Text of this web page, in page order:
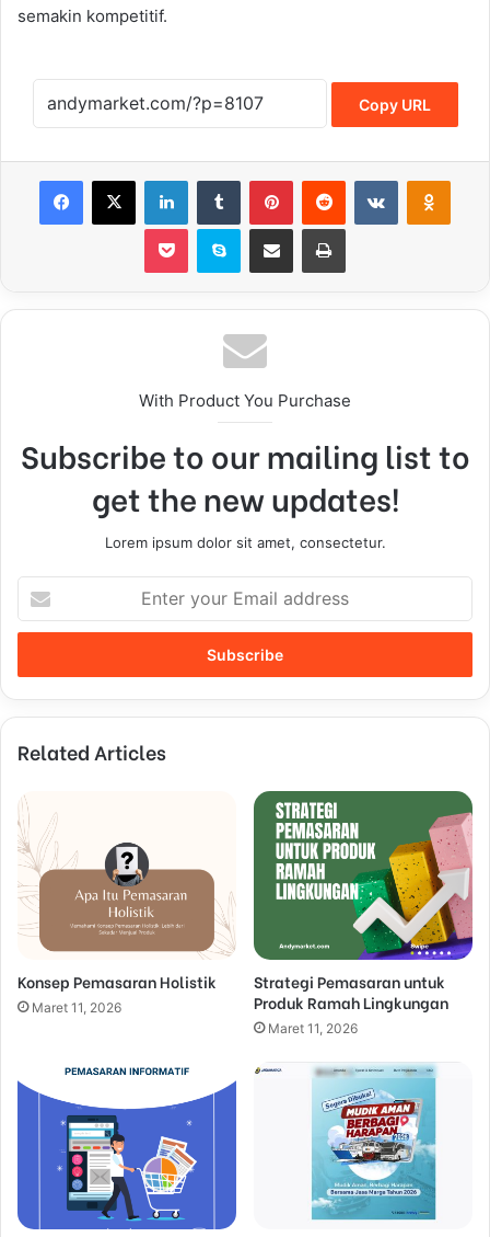
semakin kompetitif.
Copy URL
With Product You Purchase
Subscribe to our mailing list to
get the new updates!
Lorem ipsum dolor sit amet, consectetur.
t
r
y
u
E
m
a
i
l
a
d
r
e
Related Articles
Konsep Pemasaran Holistik
Maret 11, 2026
Strategi Pemasaran untuk
Produk Ramah Lingkungan
Maret 11, 2026